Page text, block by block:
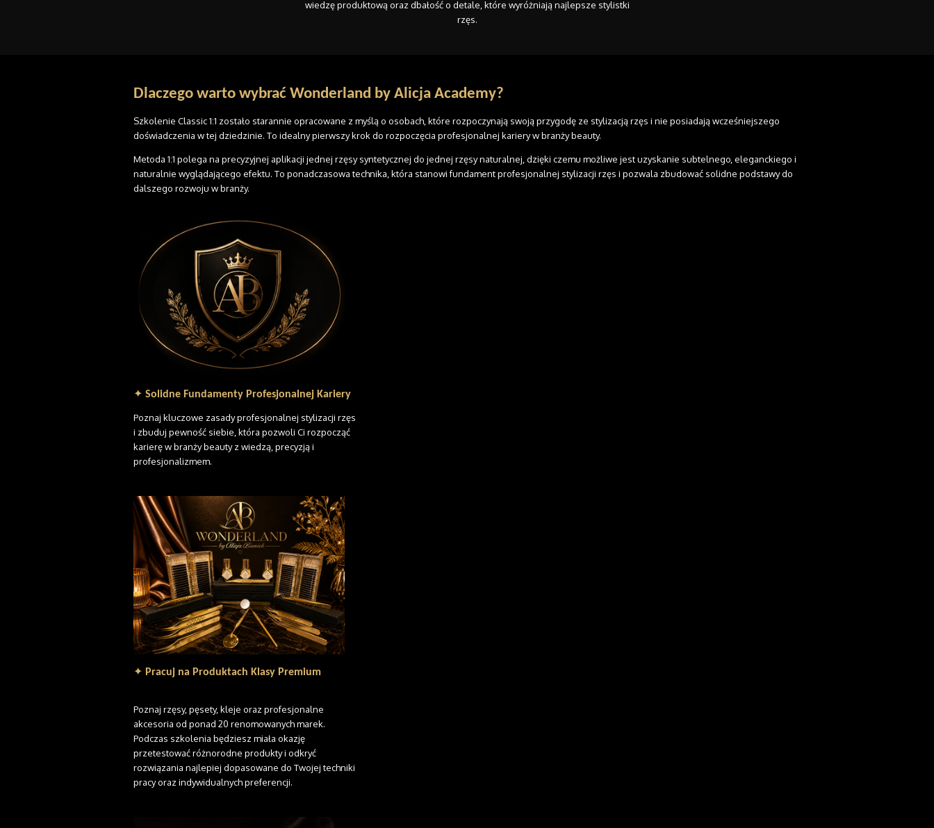
wiedzę produktową oraz dbałość o detale, które wyróżniają najlepsze stylistki
rzęs.
Dlaczego warto wybrać Wonderland by Alicja Academy?
Szkolenie Classic 1:1 zostało starannie opracowane z myślą o osobach, które rozpoczynają swoją przygodę ze stylizacją rzęs i nie posiadają wcześniejszego
doświadczenia w tej dziedzinie. To idealny pierwszy krok do rozpoczęcia profesjonalnej kariery w branży beauty.
Metoda 1:1 polega na precyzyjnej aplikacji jednej rzęsy syntetycznej do jednej rzęsy naturalnej, dzięki czemu możliwe jest uzyskanie subtelnego, eleganckiego i
naturalnie wyglądającego efektu. To ponadczasowa technika, która stanowi fundament profesjonalnej stylizacji rzęs i pozwala zbudować solidne podstawy do
dalszego rozwoju w branży.
✦ Solidne Fundamenty Profesjonalnej Kariery
Poznaj kluczowe zasady profesjonalnej stylizacji rzęs
i zbuduj pewność siebie, która pozwoli Ci rozpocząć
karierę w branży beauty z wiedzą, precyzją i
profesjonalizmem.
✦ Pracuj na Produktach Klasy Premium
Poznaj rzęsy, pęsety, kleje oraz profesjonalne
akcesoria od ponad 20 renomowanych marek.
Podczas szkolenia będziesz miała okazję
przetestować różnorodne produkty i odkryć
rozwiązania najlepiej dopasowane do Twojej techniki
pracy oraz indywidualnych preferencji.